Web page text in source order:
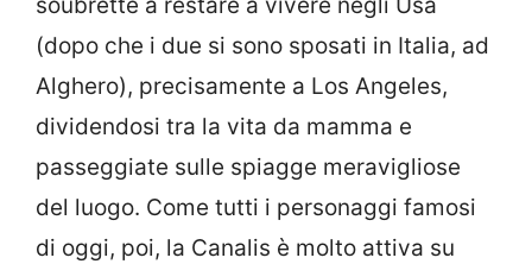
(dopo che i due si sono sposati in Italia, ad
Alghero), precisamente a Los Angeles,
dividendosi tra la vita da mamma e
passeggiate sulle spiagge meravigliose
del luogo. Come tutti i personaggi famosi
di oggi, poi, la Canalis è molto attiva su